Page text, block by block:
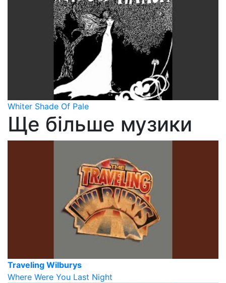
Whiter Shade Of Pale
Ще більше музики
Traveling Wilburys
Where Were You Last Night